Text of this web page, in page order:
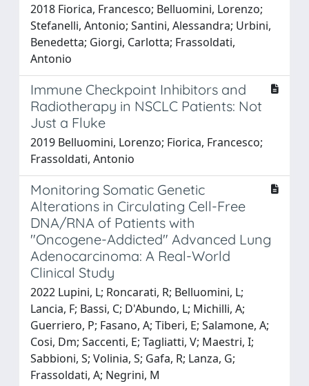
2018 Fiorica, Francesco; Belluomini, Lorenzo;
Stefanelli, Antonio; Santini, Alessandra; Urbini,
Benedetta; Giorgi, Carlotta; Frassoldati,
Antonio
Immune Checkpoint Inhibitors and
Radiotherapy in NSCLC Patients: Not
Just a Fluke
2019 Belluomini, Lorenzo; Fiorica, Francesco;
Frassoldati, Antonio
Monitoring Somatic Genetic
Alterations in Circulating Cell-Free
DNA/RNA of Patients with
"Oncogene-Addicted" Advanced Lung
Adenocarcinoma: A Real-World
Clinical Study
2022 Lupini, L; Roncarati, R; Belluomini, L;
Lancia, F; Bassi, C; D'Abundo, L; Michilli, A;
Guerriero, P; Fasano, A; Tiberi, E; Salamone, A;
Cosi, Dm; Saccenti, E; Tagliatti, V; Maestri, I;
Sabbioni, S; Volinia, S; Gafa, R; Lanza, G;
Frassoldati, A; Negrini, M